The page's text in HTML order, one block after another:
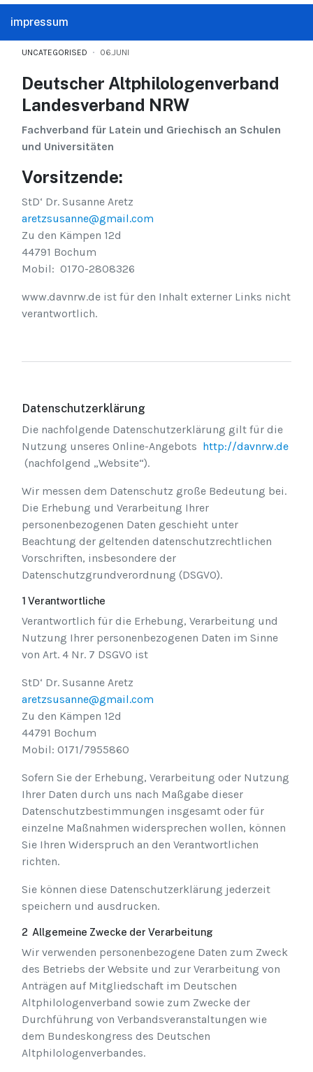
impressum
UNCATEGORISED 06.JUNI
Deutscher Altphilologenverband
Landesverband NRW
Fachverband für Latein und Griechisch an Schulen
und Universitäten
Vorsitzende:
StD‘ Dr. Susanne Aretz
aretzsusanne@gmail.com
Zu den Kämpen 12d
44791 Bochum
Mobil: 0170-2808326
www.davnrw.de ist für den Inhalt externer Links nicht
verantwortlich.
Datenschutzerklärung
Die nachfolgende Datenschutzerklärung gilt für die
Nutzung unseres Online-Angebots http://davnrw.de
(nachfolgend „Website“).
Wir messen dem Datenschutz große Bedeutung bei.
Die Erhebung und Verarbeitung Ihrer
personenbezogenen Daten geschieht unter
Beachtung der geltenden datenschutzrechtlichen
Vorschriften, insbesondere der
Datenschutzgrundverordnung (DSGVO).
1 Verantwortliche
Verantwortlich für die Erhebung, Verarbeitung und
Nutzung Ihrer personenbezogenen Daten im Sinne
von Art. 4 Nr. 7 DSGVO ist
StD‘ Dr. Susanne Aretz
aretzsusanne@gmail.com
Zu den Kämpen 12d
44791 Bochum
Mobil: 0171/7955860
Sofern Sie der Erhebung, Verarbeitung oder Nutzung
Ihrer Daten durch uns nach Maßgabe dieser
Datenschutzbestimmungen insgesamt oder für
einzelne Maßnahmen widersprechen wollen, können
Sie Ihren Widerspruch an den Verantwortlichen
richten.
Sie können diese Datenschutzerklärung jederzeit
speichern und ausdrucken.
2 Allgemeine Zwecke der Verarbeitung
Wir verwenden personenbezogene Daten zum Zweck
des Betriebs der Website und zur Verarbeitung von
Anträgen auf Mitgliedschaft im Deutschen
Altphilologenverband sowie zum Zwecke der
Durchführung von Verbandsveranstaltungen wie
dem Bundeskongress des Deutschen
Altphilologenverbandes.